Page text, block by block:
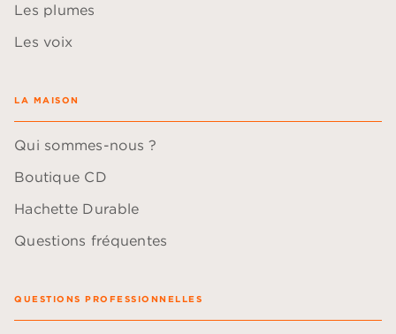
Les plumes
Les voix
LA MAISON
Qui sommes-nous ?
Boutique CD
Hachette Durable
Questions fréquentes
QUESTIONS PROFESSIONNELLES